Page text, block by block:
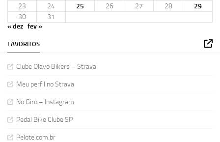
23
24 25 26 27 28
29
30
31
« dez fev »
FAVORITOS
Clube Olavo Bikers – Strava
Meu perfil no Strava
No Giro – Instagram
Pedal Bike Clube SP
Pelote.com.br